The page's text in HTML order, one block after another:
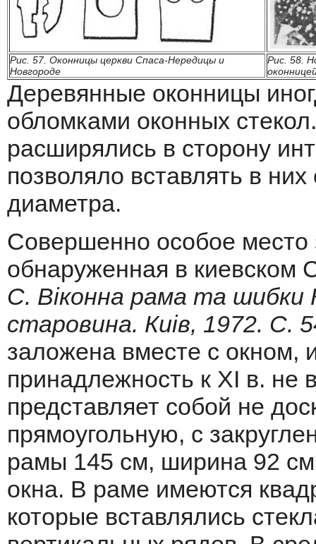
Рис. 57. Оконницы церкви Спаса-Нередицы и
Новгороде
Рис. 58.
Деревянные оконницы
обломками оконных
расширялись в сторону
позволяло вставлять в
диаметра.
Совершенно особое место
обнаруженная в киевском
С. Вiконна рама та шибки
старовина. Киiв, 1972. С.
заложена вместе с окном,
принадлежность к XI в.
представляет собой не
прямоугольную, с
рамы 145 см, ширина 92 см,
окна. В раме имеются
которые вставлялись